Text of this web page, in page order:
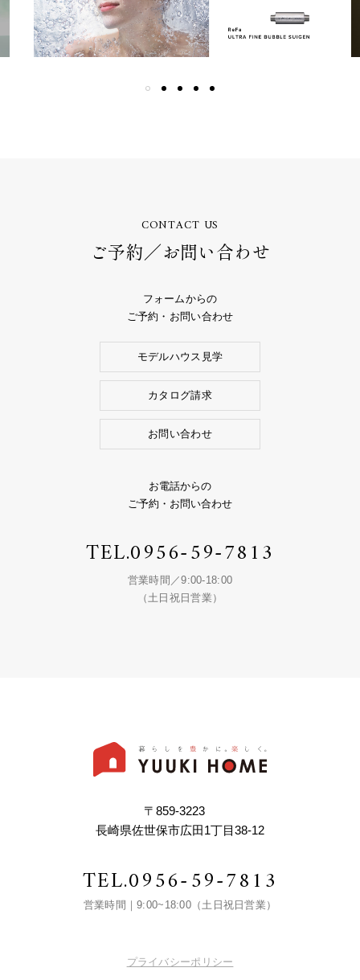
CONTACT US
ご予約／お問い合わせ
フォームからの
ご予約・お問い合わせ
モデルハウス見学
カタログ請求
お問い合わせ
お電話からの
ご予約・お問い合わせ
TEL.0956-59-7813
営業時間／9:00-18:00
（土日祝日営業）
〒859-3223
長崎県佐世保市広田1丁目38-12
TEL.0956-59-7813
営業時間｜9:00~18:00（土日祝日営業）
プライバシーポリシー